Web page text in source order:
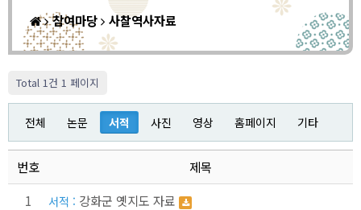
참여마당 사찰역사자료
Total 1건 1 페이지
전체 논문 서적 사진 영상 홈페이지 기타
번호
제목
1
서적 : 강화군 옛지도 자료